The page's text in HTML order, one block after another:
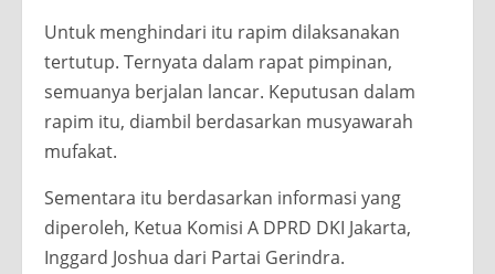
Untuk menghindari itu rapim dilaksanakan
tertutup. Ternyata dalam rapat pimpinan,
semuanya berjalan lancar. Keputusan dalam
rapim itu, diambil berdasarkan musyawarah
mufakat.
Sementara itu berdasarkan informasi yang
diperoleh, Ketua Komisi A DPRD DKI Jakarta,
Inggard Joshua dari Partai Gerindra.